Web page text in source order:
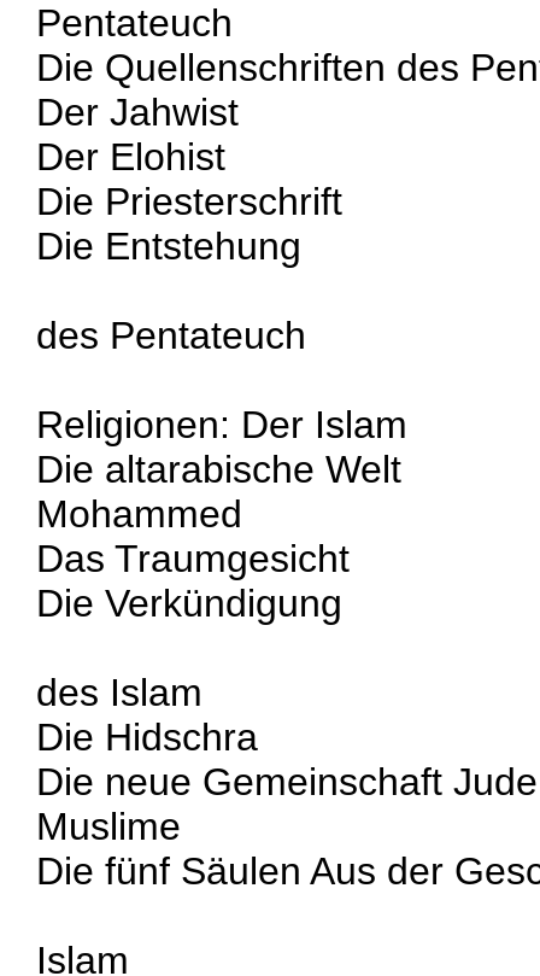
Pentateuch
Die Quellenschriften des
Der Jahwist
Der Elohist
Die Priesterschrift
Die Entstehung
des Pentateuch
Religionen: Der Islam
Die altarabische Welt
Mohammed
Das Traumgesicht
Die Verkündigung
des Islam
Die Hidschra
Die neue Gemeinschaft
Muslime
Die fünf Säulen Aus der
Islam